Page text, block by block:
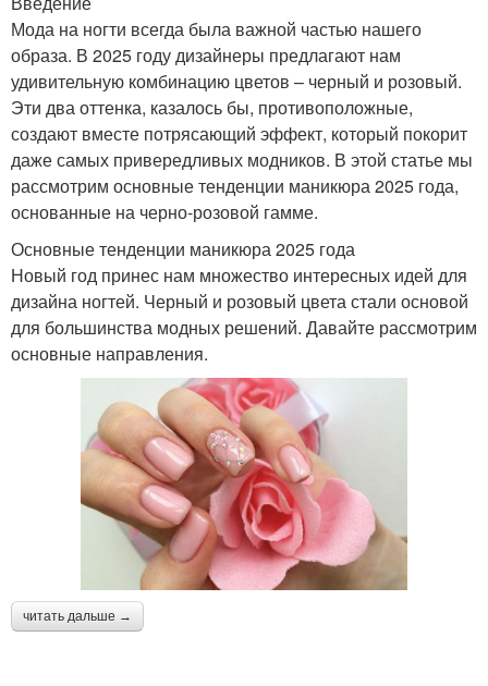
Мода на ногти всегда была важной частью нашего
образа. В 2025 году дизайнеры предлагают нам
удивительную комбинацию цветов – черный и розовый.
Эти два оттенка, казалось бы, противоположные,
создают вместе потрясающий эффект, который покорит
даже самых привередливых модников. В этой статье мы
рассмотрим основные тенденции маникюра 2025 года,
основанные на черно-розовой гамме.
Основные тенденции маникюра 2025 года
Новый год принес нам множество интересных идей для
дизайна ногтей. Черный и розовый цвета стали основой
для большинства модных решений. Давайте рассмотрим
основные направления.
читать дальше →